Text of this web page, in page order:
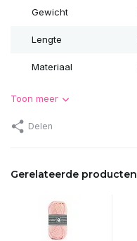
Gewicht
Lengte
Materiaal
Toon meer
Delen
Gerelateerde producten